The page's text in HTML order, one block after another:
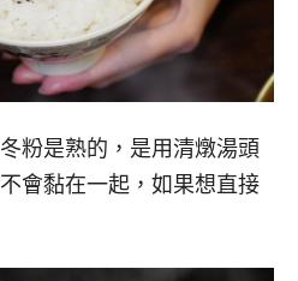
粉是熟的，是用清燉湯頭
會黏在一起，如果想直接